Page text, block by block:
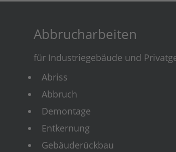
Abbrucharbeiten
für Industriegebäude und
Abriss
Abbruch
Demontage
Entkernung
Gebäuderückbau